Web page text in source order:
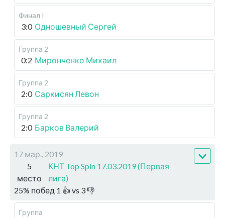
Финал I
3:0 Одношевный Сергей
Группа 2
0:2 Миронченко Михаил
Группа 2
2:0 Саркисян Левон
Группа 2
2:0 Барков Валерий
17 мар., 2019
5
место
КНТ Top Spin 17.03.2019 (Первая
лига)
25% побед 1 👍 vs 3👎
Группа